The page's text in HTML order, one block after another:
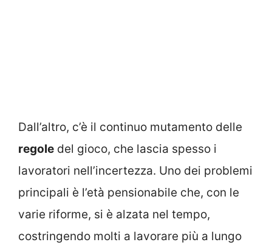
Dall’altro, c’è il continuo mutamento delle
regole del gioco, che lascia spesso i
lavoratori nell’incertezza. Uno dei problemi
principali è l’età pensionabile che, con le
varie riforme, si è alzata nel tempo,
costringendo molti a lavorare più a lungo